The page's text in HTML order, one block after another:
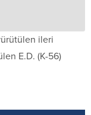
ileri
E.D. (K-56)